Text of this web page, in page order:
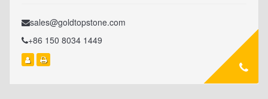
sales@goldtopstone.com
+86 150 8034 1449